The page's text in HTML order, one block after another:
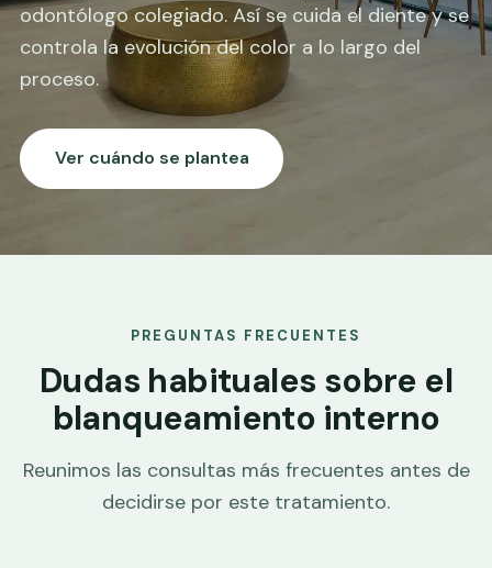
odontólogo colegiado. Así se cuida el diente y se
controla la evolución del color a lo largo del
proceso.
Ver cuándo se plantea
PREGUNTAS FRECUENTES
Dudas habituales sobre el
blanqueamiento interno
Reunimos las consultas más frecuentes antes de
decidirse por este tratamiento.